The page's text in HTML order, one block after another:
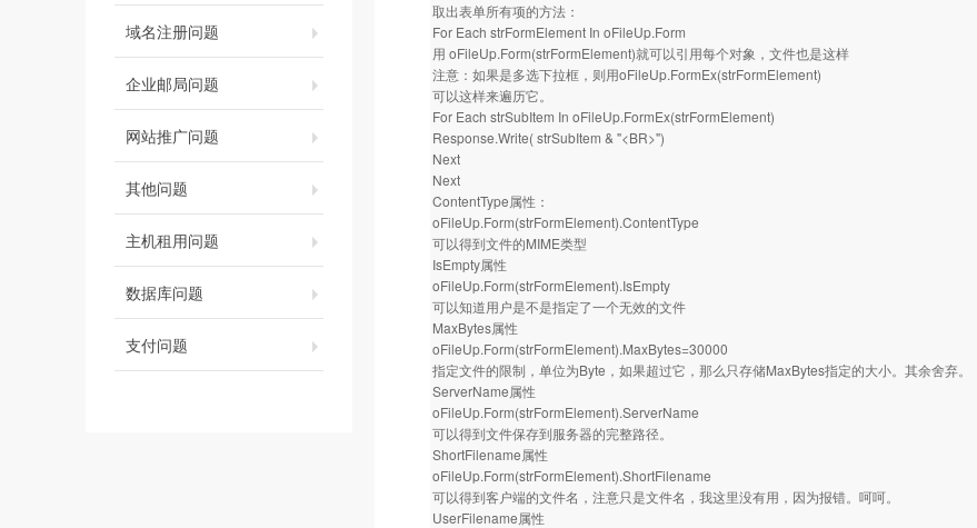
域名注册问题
企业邮局问题
网站推广问题
其他问题
主机租用问题
数据库问题
支付问题
取出表单所有项的方法：
For Each strFormElement In oFileUp.Form
用 oFileUp.Form(strFormElement)就可以引用每个对象，文件也是这样
注意：如果是多选下拉框，则用oFileUp.FormEx(strFormElement)
可以这样来遍历它。
For Each strSubItem In oFileUp.FormEx(strFormElement)
Response.Write( strSubItem & "<BR>")
Next
Next
ContentType属性：
oFileUp.Form(strFormElement).ContentType
可以得到文件的MIME类型
IsEmpty属性
oFileUp.Form(strFormElement).IsEmpty
可以知道用户是不是指定了一个无效的文件
MaxBytes属性
oFileUp.Form(strFormElement).MaxBytes=30000
指定文件的限制，单位为Byte，如果超过它，那么只存储MaxBytes指定的大小。其余舍弃。
ServerName属性
oFileUp.Form(strFormElement).ServerName
可以得到文件保存到服务器的完整路径。
ShortFilename属性
oFileUp.Form(strFormElement).ShortFilename
可以得到客户端的文件名，注意只是文件名，我这里没有用，因为报错。呵呵。
UserFilename属性